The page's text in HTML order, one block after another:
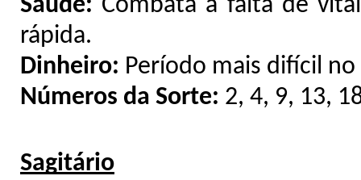
Saúde: Combata a falta de
rápida.
Dinheiro: Período mais difícil
Números da Sorte: 2, 4, 9, 13,
Sagitário